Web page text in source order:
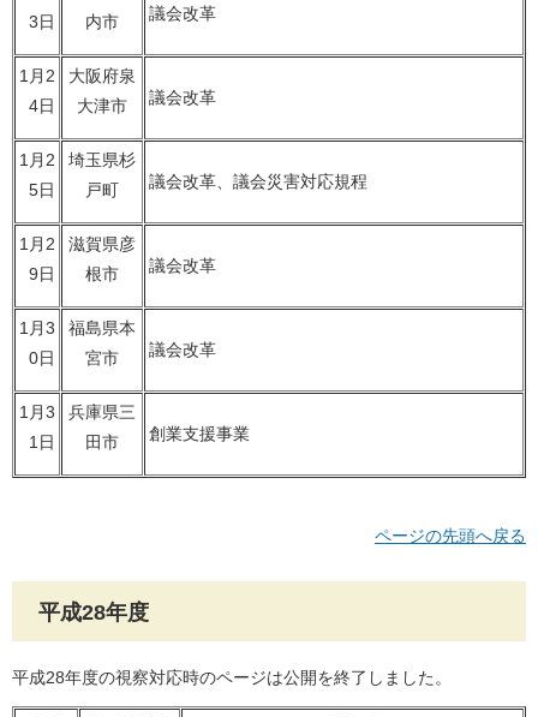
3日
内市
議会改革
1月2
4日
大阪府泉
大津市
議会改革
1月2
5日
埼玉県杉
戸町
議会改革、議会災害対応規程
1月2
9日
滋賀県彦
根市
議会改革
1月3
0日
福島県本
宮市
議会改革
1月3
1日
兵庫県三
田市
創業支援事業
ページの先頭へ戻る
平成28年度
平成28年度の視察対応時のページは公開を終了しました。